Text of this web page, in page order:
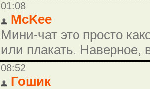
01:08
McKee
Мини-чат это просто
или плакать. Наверное,
08:52
Гошик